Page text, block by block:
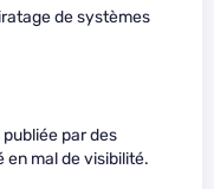
de systèmes
par des
mal de visibilité.